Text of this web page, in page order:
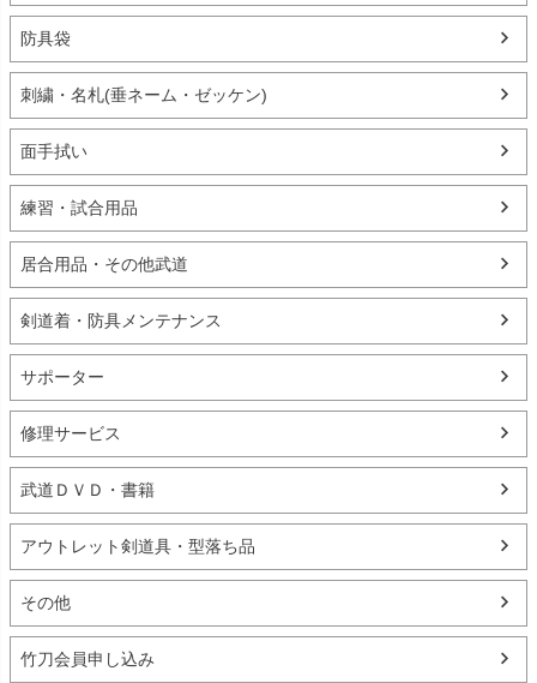
防具袋
刺繍・名札(垂ネーム・ゼッケン)
面手拭い
練習・試合用品
居合用品・その他武道
剣道着・防具メンテナンス
サポーター
修理サービス
武道ＤＶＤ・書籍
アウトレット剣道具・型落ち品
その他
竹刀会員申し込み